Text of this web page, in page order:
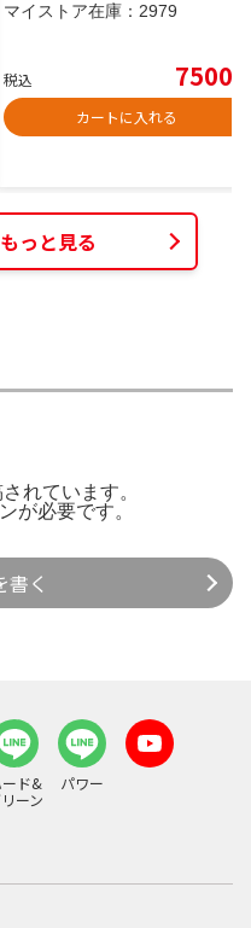
マイストア在庫： 2979
税込 7500
カートに入れる
っと見る
れています。
が必要です。
書く
ード&
ーン
パワー